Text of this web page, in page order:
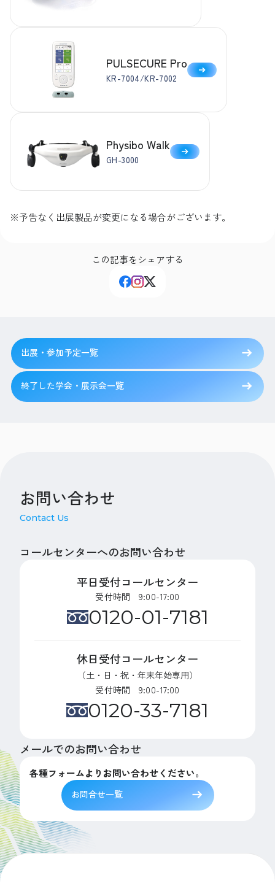
PULSECURE Pro
KR-7004/KR-7002
Physibo Walk
GH-3000
※予告なく出展製品が変更になる場合がございます。
この記事をシェアする
出展・参加予定一覧
終了した学会・展示会一覧
お問い合わせ
Contact Us
コールセンターへのお問い合わせ
平日受付コールセンター
受付時間 9:00-17:00
0120-01-7181
休日受付コールセンター
（土・日・祝・年末年始専用）
受付時間 9:00-17:00
0120-33-7181
メールでのお問い合わせ
各種フォームよりお問い合わせください。
お問合せ一覧